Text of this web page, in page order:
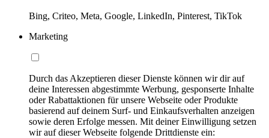
Bing, Criteo, Meta, Google, LinkedIn, Pinterest, TikTok
Marketing
Durch das Akzeptieren dieser Dienste können wir dir auf
deine Interessen abgestimmte Werbung, gesponserte Inhalte
oder Rabattaktionen für unsere Webseite oder Produkte
basierend auf deinem Surf- und Einkaufsverhalten anzeigen
sowie deren Erfolge messen. Mit deiner Einwilligung setzen
wir auf dieser Webseite folgende Drittdienste ein: